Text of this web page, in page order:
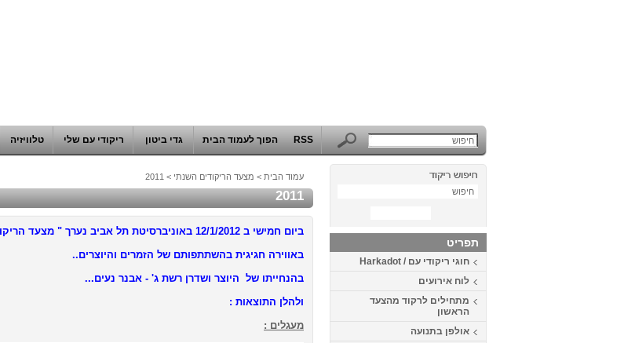
RSS הפוך לעמוד הבית גדי ביטון ריקודי עם שלי טלוויזיה
תפריט
חוגי ריקודי עם / Harkadot
לוח אירועים
מתחילים לרקוד מהצעד
הראשון
אולפן בתנועה
עמוד הבית > מצעד הריקודים השנתי >
2011
2011
ביום חמישי ב 12/1/2012 באוניברסיטת תל אביב נערך " מצעד הריקודים השנתי המסכם"
באווירה חגיגית בהשתתפותם של הזמרים והיוצרים..
בהנחייתו של היוצר ושדרן רשת ג' - אבנר נעים...
ולהלן התוצאות :
מעגלים :